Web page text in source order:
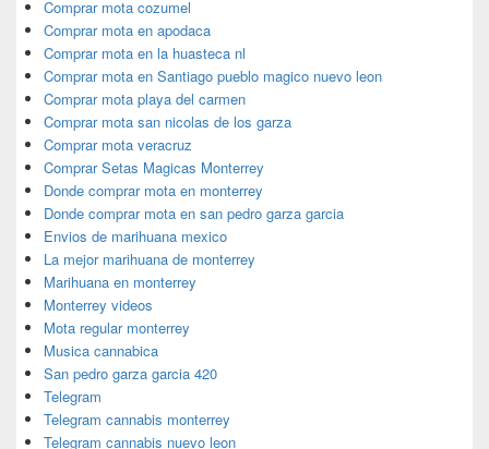
Comprar mota cozumel
Comprar mota en apodaca
Comprar mota en la huasteca nl
Comprar mota en Santiago pueblo magico nuevo leon
Comprar mota playa del carmen
Comprar mota san nicolas de los garza
Comprar mota veracruz
Comprar Setas Magicas Monterrey
Donde comprar mota en monterrey
Donde comprar mota en san pedro garza garcia
Envios de marihuana mexico
La mejor marihuana de monterrey
Marihuana en monterrey
Monterrey videos
Mota regular monterrey
Musica cannabica
San pedro garza garcia 420
Telegram
Telegram cannabis monterrey
Telegram cannabis nuevo leon